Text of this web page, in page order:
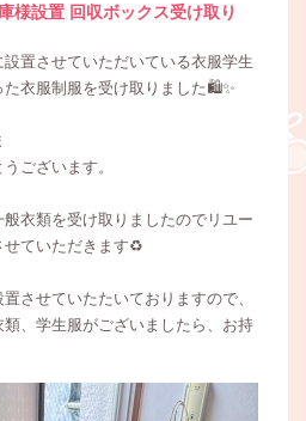
様設置 回収ボックス受け取り
置させていただいている衣服学生
衣服制服を受け取りました🛍️✨
ございます。
衣類を受け取りましたのでリユー
せていただきます♻️
させていたたいておりますので、
、学生服がございましたら、お持